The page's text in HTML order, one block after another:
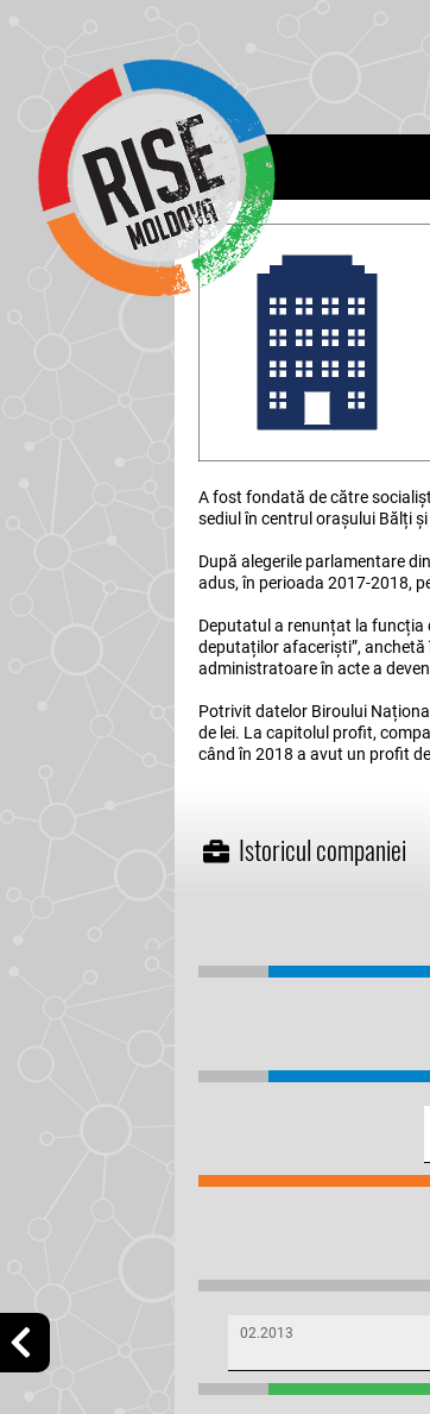
A fost fondată de către
sediul în centrul orașului Bălți
După alegerile parlamentare
adus, în perioada 2017-2018,
Deputatul a renunțat la funcția
deputaților afaceriști”,
administratoare în acte a
Potrivit datelor Biroului
de lei. La capitolul profit,
când în 2018 a avut un profit
Istoricul companiei
02.2013